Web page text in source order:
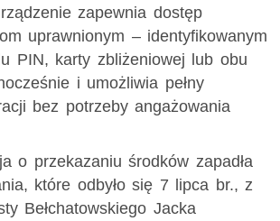
zapewnia dostęp
uprawnionym – identyfikowanym
PIN, karty zbliżeniowej lub obu
i umożliwia pełny
bez potrzeby angażowania
o przekazaniu środków zapadła
które odbyło się 7 lipca br., z
Bełchatowskiego Jacka